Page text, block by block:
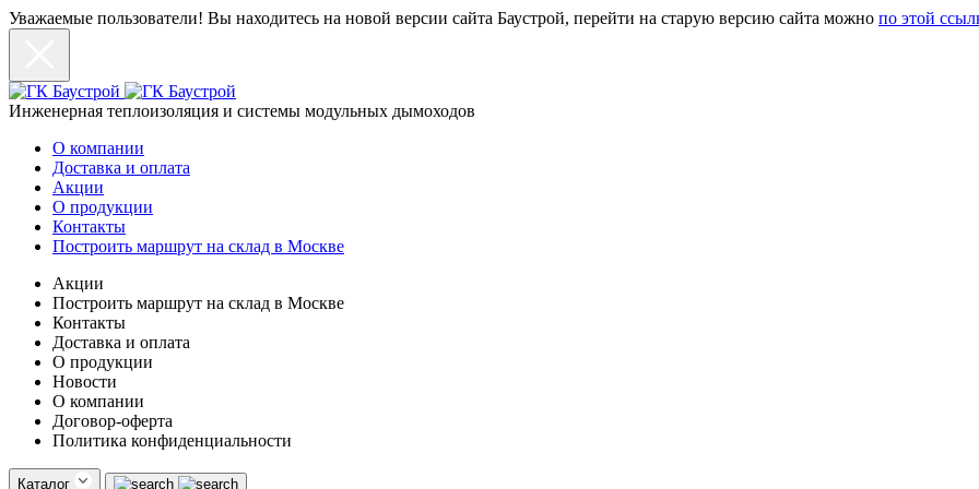
Уважаемые пользователи! Вы находитесь на новой версии сайта Баустрой, перейти на старую версию сайта можно по этой
Инженерная теплоизоляция и системы модульных дымоходов
О компании
Доставка и оплата
Акции
О продукции
Контакты
Построить маршрут на склад в Москве
Акции
Построить маршрут на склад в Москве
Контакты
Доставка и оплата
О продукции
Новости
О компании
Договор-оферта
Политика конфиденциальности
Каталог